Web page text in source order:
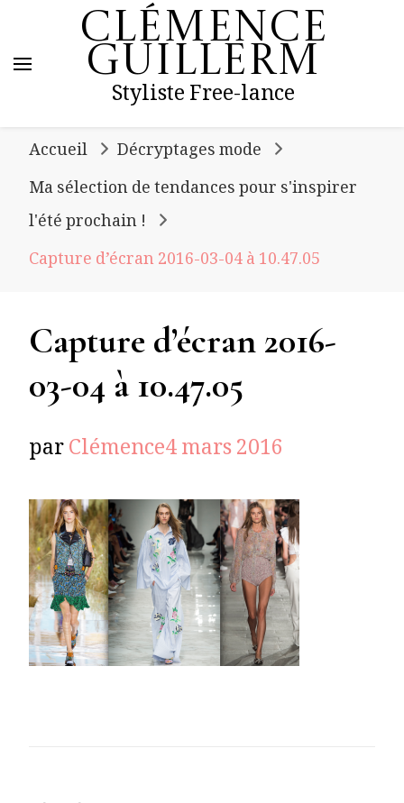
Clémence
Guillerm
Styliste Free-lance
Accueil
Décryptages mode
Ma sélection de tendances pour s'inspirer
l'été prochain !
Capture d’écran 2016-03-04 à 10.47.05
Capture d’écran 2016-
03-04 à 10.47.05
parClémence4 mars 2016